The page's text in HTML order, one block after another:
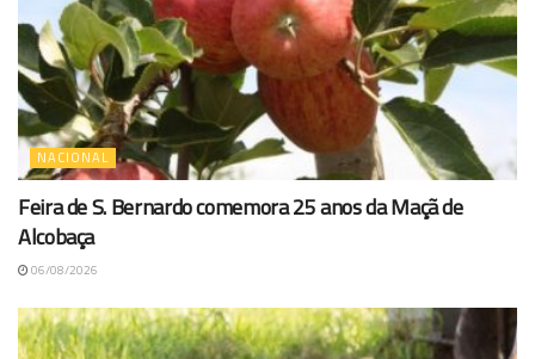
NACIONAL
Feira de S. Bernardo comemora 25 anos da Maçã de
Alcobaça
06/08/2026